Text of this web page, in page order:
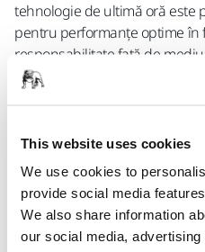
This website uses cookies
We use cookies to
provide social media
We also share information
our social media,
tehnologie de ultimă oră este
pentru performanțe optime în
responsabilitate față de mediu.
Janta de sprijin a noilor roți
elibera corpul. Utilizatorul
productivitatea totală.
hibridă asigură precizie
profilui. Datorită noilor
de polizare se laudă cu o